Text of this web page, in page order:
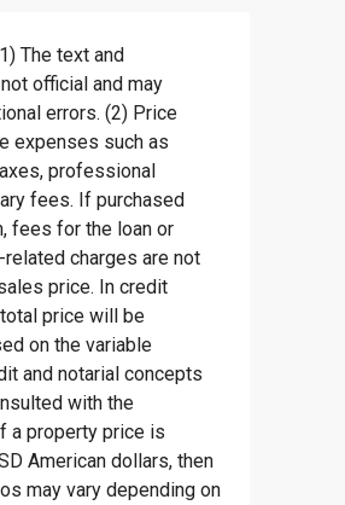
The text and
official and may
errors. (2) Price
expenses such as
professional
fees. If purchased
fees for the loan or
charges are not
price. In credit
price will be
on the variable
and notarial concepts
with the
a property price is
American dollars, then
may vary depending on